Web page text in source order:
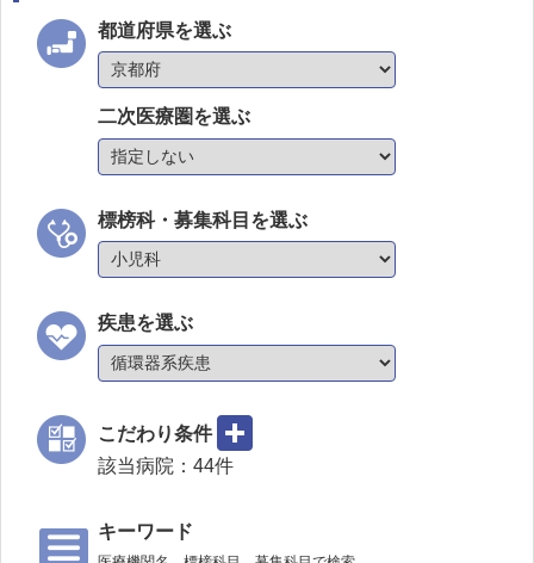
都道府県を選ぶ
二次医療圏を選ぶ
標榜科・募集科目を選ぶ
疾患を選ぶ
こだわり条件
該当病院： 44件
キーワード